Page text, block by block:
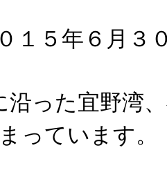
１５年６月３
沿った宜野湾
っています。